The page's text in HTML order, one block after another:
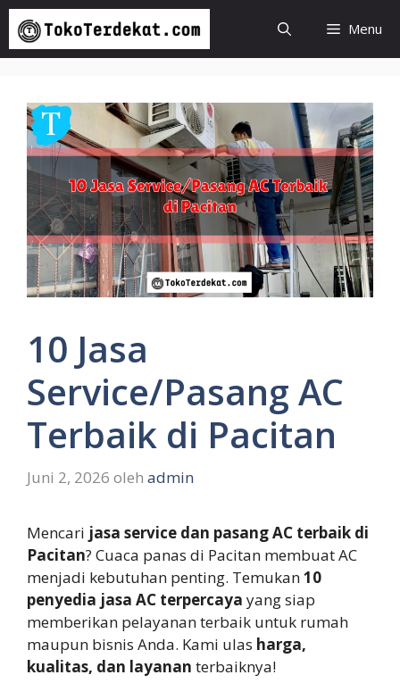
Langsung
isi
Menu
10 Jasa
Service/Pasang AC
Terbaik di Pacitan
Juni 2, 2026 oleh admin
Mencari jasa service dan pasang AC terbaik di
Pacitan? Cuaca panas di Pacitan membuat AC
menjadi kebutuhan penting. Temukan10
penyedia jasa AC terpercaya yang siap
memberikan pelayanan terbaik untuk rumah
maupun bisnis Anda. Kami ulas harga,
kualitas, dan layanan terbaiknya!